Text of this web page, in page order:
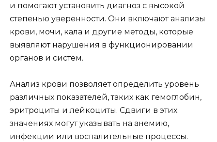
и помогают установить диагноз с высокой
степенью уверенности. Они включают анализы
крови, мочи, кала и другие методы, которые
выявляют нарушения в функционировании
органов и систем.
Анализ крови позволяет определить уровень
различных показателей, таких как гемоглобин,
эритроциты и лейкоциты. Сдвиги в этих
значениях могут указывать на анемию,
инфекции или воспалительные процессы.